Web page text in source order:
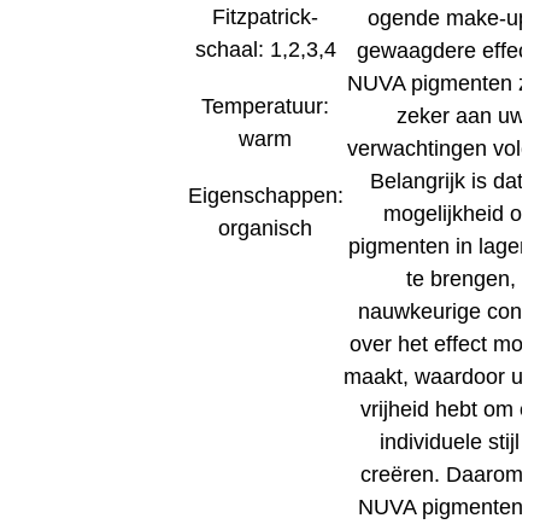
Fitzpatrick-
schaal: 1,2,3,4
Temperatuur:
warm
Eigenschappen:
organisch
ogende make-up
gewaagdere
NUVA pigmenten
zeker aan uw
verwachtingen
Belangrijk is dat
mogelijkheid om
pigmenten in lagen
te brengen,
nauwkeurige
over het effect
maakt, waardoor u
vrijheid hebt om
individuele stijl
creëren. Daarom
NUVA pigmenten